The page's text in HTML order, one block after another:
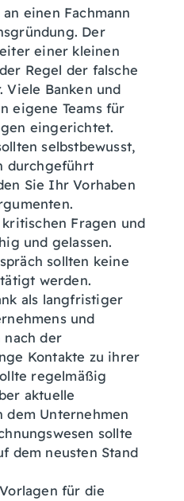
einen Fachmann
Der
einer kleinen
Regel der falsche
Viele Banken und
eigene Teams für
eingerichtet.
selbstbewusst,
durchgeführt
Sie Ihr Vorhaben
Fragen und
und gelassen.
sollten keine
werden.
als langfristiger
und
nach der
Kontakte zu ihrer
regelmäßig
aktuelle
dem Unternehmen
sollte
dem neusten Stand
für die